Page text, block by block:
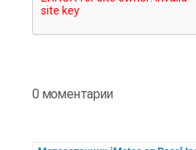
0 моментарии